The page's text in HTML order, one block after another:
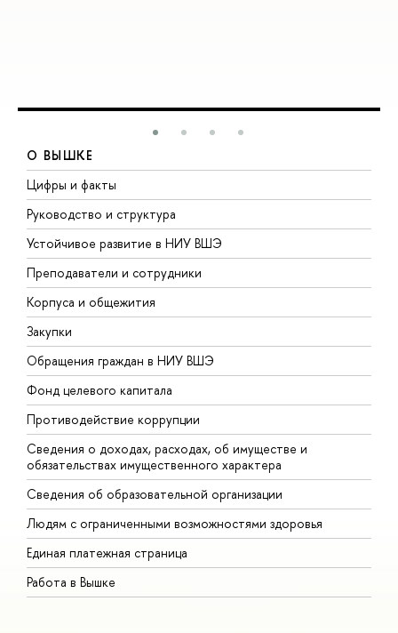
О ВЫШКЕ
Цифры и факты
Руководство и структура
Устойчивое развитие в НИУ ВШЭ
Преподаватели и сотрудники
Корпуса и общежития
Закупки
Обращения граждан в НИУ ВШЭ
Фонд целевого капитала
Противодействие коррупции
Сведения о доходах, расходах, об имуществе и
обязательствах имущественного характера
Сведения об образовательной организации
Людям с ограниченными возможностями здоровья
Единая платежная страница
Работа в Вышке